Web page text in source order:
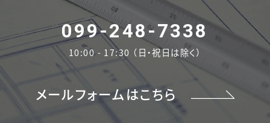
099-248-7338
10:00 - 17:30 （日・祝日は除く）
メールフォームはこちら